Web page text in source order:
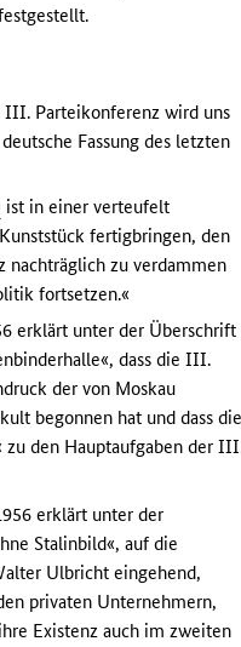
III. Parteikonferenz wird uns
Fassung des letzten
ist in einer verteufelt
fertigbringen, den
nachträglich zu verdammen
fortsetzen.«
erklärt unter der Überschrift
dass die III.
der von Moskau
begonnen hat und dass
zu den Hauptaufgaben der
erklärt unter der
Stalinbild«, auf die
Ulbricht eingehend,
privaten Unternehmern,
Existenz auch im zweiten